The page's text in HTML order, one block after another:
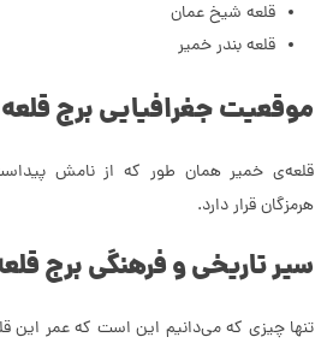
قلعه شیخ عمان
قلعه بندر خمیر
موقعیت جغرافیایی برج
قلعه‌ی خمیر همان طور که از نامش
هرمزگان قرار دارد.
سیر تاریخی و فرهنگی برج
تنها چیزی که می‌دانیم این است که عمر این